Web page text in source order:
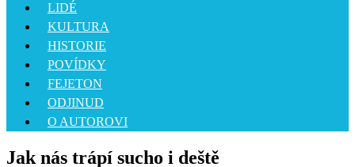
LIDÉ
KULTURA
HISTORIE
POVÍDKY
FEJETON
ODJINUD
O AUTOROVI
Jak nás trápí sucho i deště